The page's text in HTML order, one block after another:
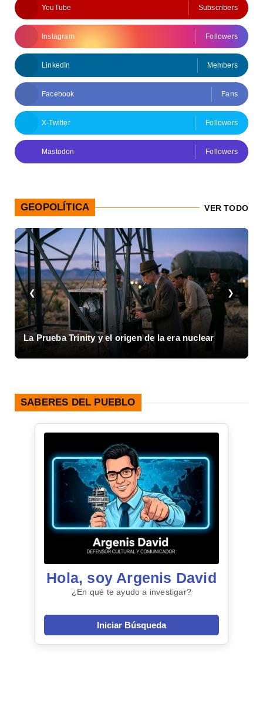
YouTube Subscribers
Instagram Followers
LinkedIn Members
Facebook Fans
X-Twitter Followers
Mastodon Followers
GEOPOLÍTICA VER TODO
❮
La Prueba Trinity y el origen de la era nuclear
❯
SABERES DEL PUEBLO
Hola, soy Argenis David
¿En qué te ayudo a investigar?
Iniciar Búsqueda